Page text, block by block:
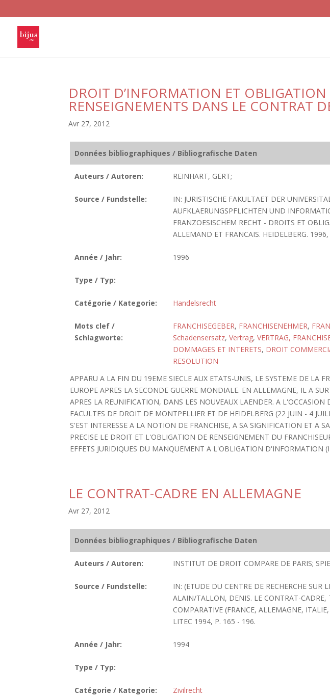
DROIT D’INFORMATION ET
RENSEIGNEMENTS DANS LE CONTRAT
Avr 27, 2012
Données bibliographiques / Bibliografische Daten
Auteurs / Autoren: REINHART, GERT;
Source / Fundstelle:
IN: JURISTISCHE FAKULTAET DER
AUFKLAERUNGSPFLICHTEN UND
FRANZOESISCHEM RECHT - DROITS ET
ALLEMAND ET FRANCAIS. HEIDELBERG.
Année / Jahr: 1996
Type / Typ:
Catégorie / Kategorie: Handelsrecht
Mots clef /
Schlagworte:
FRANCHISEGEBER, FRANCHISENEHMER,
Schadensersatz, Vertrag, VERTRAG,
DOMMAGES ET INTERETS, DROIT
RESOLUTION
APPARU A LA FIN DU 19EME SIECLE AUX ETATS-UNIS, LE SYSTEME DE LA
EUROPE APRES LA SECONDE GUERRE MONDIALE. EN ALLEMAGNE, IL A
APRES LA REUNIFICATION, DANS LES NOUVEAUX LAENDER. A
FACULTES DE DROIT DE MONTPELLIER ET DE HEIDELBERG (22 JUIN - 4
S'EST INTERESSE A LA NOTION DE FRANCHISE, A SA SIGNIFICATION ET A
PRECISE LE DROIT ET L'OBLIGATION DE RENSEIGNEMENT DU
EFFETS JURIDIQUES DU MANQUEMENT A L'OBLIGATION D'INFORMATION
LE CONTRAT-CADRE EN ALLEMAGNE
Avr 27, 2012
Données bibliographiques / Bibliografische Daten
Auteurs / Autoren: INSTITUT DE DROIT COMPARE DE PARIS;
Source / Fundstelle:
IN: (ETUDE DU CENTRE DE RECHERCHE SUR
ALAIN/TALLON, DENIS. LE CONTRAT-CADRE,
COMPARATIVE (FRANCE, ALLEMAGNE,
LITEC 1994, P. 165 - 196.
Année / Jahr: 1994
Type / Typ:
Catégorie / Kategorie: Zivilrecht